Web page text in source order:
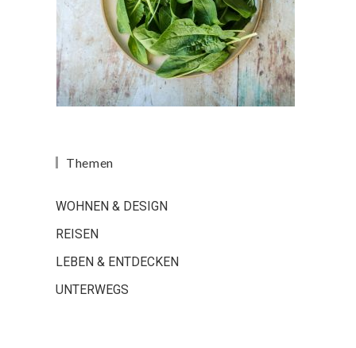
Themen
WOHNEN & DESIGN
REISEN
LEBEN & ENTDECKEN
UNTERWEGS